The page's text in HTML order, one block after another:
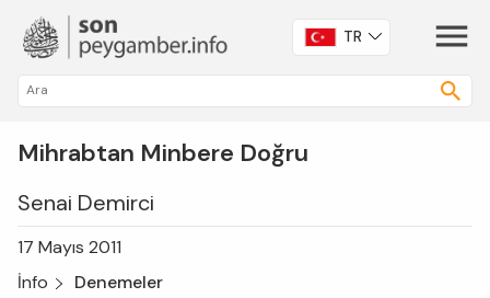
TR
Mihrabtan Minbere Doğru
Senai Demirci
17 Mayıs 2011
İnfo
Denemeler